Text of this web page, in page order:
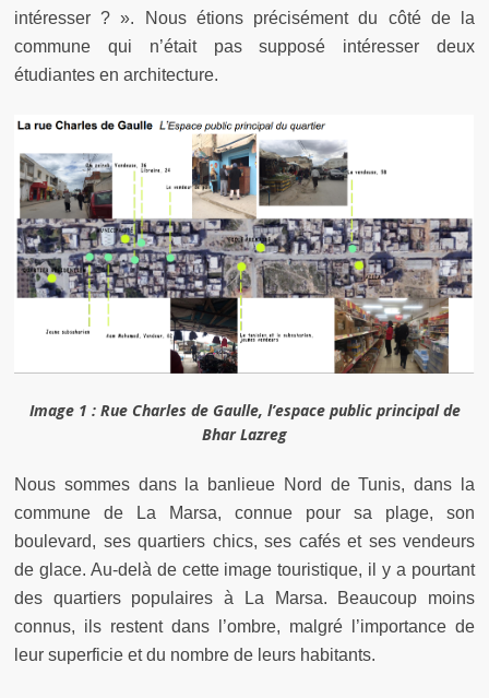
intéresser ? ». Nous étions précisément du côté de la
commune qui n’était pas supposé intéresser deux
étudiantes en architecture.
Image 1 : Rue Charles de Gaulle, l’espace public principal de
Bhar Lazreg
Nous sommes dans la banlieue Nord de Tunis, dans la
commune de La Marsa, connue pour sa plage, son
boulevard, ses quartiers chics, ses cafés et ses vendeurs
de glace. Au-delà de cette image touristique, il y a pourtant
des quartiers populaires à La Marsa. Beaucoup moins
connus, ils restent dans l’ombre, malgré l’importance de
leur superficie et du nombre de leurs habitants.